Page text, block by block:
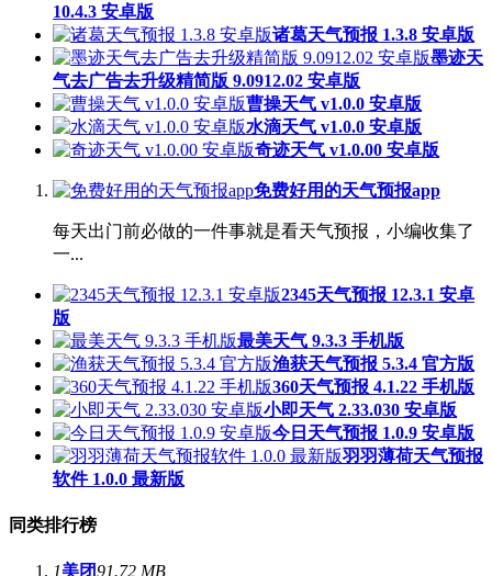
10.4.3 安卓版
诸葛天气预报 1.3.8 安卓版
墨迹天
气去广告去升级精简版 9.0912.02 安卓版
曹操天气 v1.0.0 安卓版
水滴天气 v1.0.0 安卓版
奇迹天气 v1.0.00 安卓版
免费好用的天气预报app
每天出门前必做的一件事就是看天气预报，小编收集了
一...
2345天气预报 12.3.1 安卓
版
最美天气 9.3.3 手机版
渔获天气预报 5.3.4 官方版
360天气预报 4.1.22 手机版
小即天气 2.33.030 安卓版
今日天气预报 1.0.9 安卓版
羽羽薄荷天气预报
软件 1.0.0 最新版
同类排行榜
1美团91.72 MB